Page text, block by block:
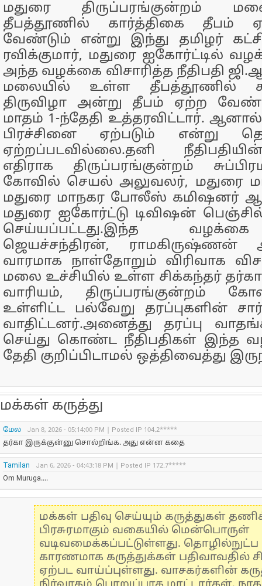
மதுரை திருப்பரங்குன்றம்
தீபத்தூணில் கார்த்திகை தீபம்
வேண்டும் என்று இந்து தமிழர்
ரவிக்குமார், மதுரை ஐகோர்ட்டில்
அந்த வழக்கை விசாரித்த நீதிபதி
மலையில் உள்ள தீபத்தூணில்
திருவிழா அன்று தீபம் ஏற்ற
மாதம் 1-ந்தேதி உத்தரவிட்டார்.
பிரச்சினை ஏற்படும் என்று
ஏற்றப்படவில்லை.தனி
எதிராக திருப்பரங்குன்றம்
கோவில் செயல் அலுவலர், மதுரை
மதுரை மாநகர போலீஸ் கமிஷனர்
மதுரை ஐகோர்ட்டு டிவிஷன்
செய்யப்பட்டது.இந்த
ஜெயச்சந்திரன், ராமகிருஷ்ணன்
வாரமாக நாள்தோறும் விரிவாக
மலை உச்சியில் உள்ள சிக்கந்தர் தர்கா
வாரியம், திருப்பரங்குன்றம்
உள்ளிட்ட பல்வேறு தரப்புகளின்
வாதிட்டனர்.அனைத்து தரப்பு
செய்து கொண்ட நீதிபதிகள் இந்த
தேதி குறிப்பிடாமல் ஒத்திவைத்து
மக்கள் கருத்து
மேல
Jan 8, 2026 - 05:14:00 PM | Posted IP 104.2*****
தர்கா இருக்குன்னு சொல்றிங்க. அது என்ன கதை
Tamilan
Jan 6, 2026 - 04:43:18 PM | Posted IP 172.7*****
Om Muruga....
மக்கள் பதிவு செய்யும் கருத்துகள்
பிரசுரமாகும் வகையில் மென்பொருள்
வடிவமைக்கப்பட்டுள்ளது.
காரணமாக கருத்துக்கள் பதிவாவதில்
ஏற்பட வாய்ப்புள்ளது. வாசகர்களின்